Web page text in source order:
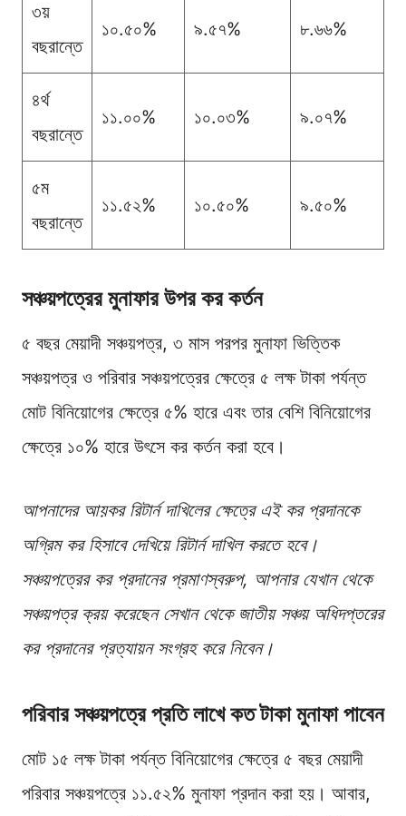
৩য়
বছরান্তে
১০.৫০% ৯.৫৭% ৮.৬৬%
৪র্থ
বছরান্তে
১১.০০% ১০.০৩% ৯.০৭%
৫ম
বছরান্তে
১১.৫২% ১০.৫০% ৯.৫০%
সঞ্চয়পত্রের মুনাফার উপর কর কর্তন
৫ বছর মেয়াদী সঞ্চয়পত্র, ৩ মাস পরপর মুনাফা ভিত্তিক
সঞ্চয়পত্র ও পরিবার সঞ্চয়পত্রের ক্ষেত্রে ৫ লক্ষ টাকা পর্যন্ত
মোট বিনিয়োগের ক্ষেত্রে ৫% হারে এবং তার বেশি বিনিয়োগের
ক্ষেত্রে ১০% হারে উৎসে কর কর্তন করা হবে।
আপনাদের আয়কর রিটার্ন দাখিলের ক্ষেত্রে এই কর প্রদানকে
অগ্রিম কর হিসাবে দেখিয়ে রিটার্ন দাখিল করতে হবে।
সঞ্চয়পত্রের কর প্রদানের প্রমাণস্বরুপ, আপনার যেখান থেকে
সঞ্চয়পত্র ক্রয় করেছেন সেখান থেকে জাতীয় সঞ্চয় অধিদপ্তরের
কর প্রদানের প্রত্যায়ন সংগ্রহ করে নিবেন।
পরিবার সঞ্চয়পত্রে প্রতি লাখে কত টাকা মুনাফা পাবেন
মোট ১৫ লক্ষ টাকা পর্যন্ত বিনিয়োগের ক্ষেত্রে ৫ বছর মেয়াদী
পরিবার সঞ্চয়পত্রে ১১.৫২% মুনাফা প্রদান করা হয়। আবার,